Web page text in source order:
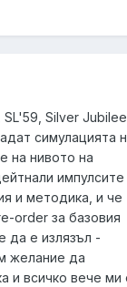
Silver Jubilee,
симулацията
на нивото на
импулсите
и методика, и че
order за базовия
да е излязъл -
желание да
и всичко вече ми